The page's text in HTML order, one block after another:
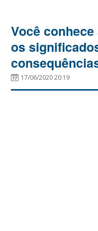
Você
os
17/06/2020 20:19